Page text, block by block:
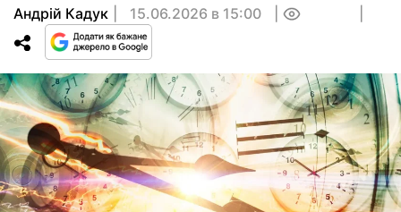
Андрій Кадук 15.06.2026 в 15:00